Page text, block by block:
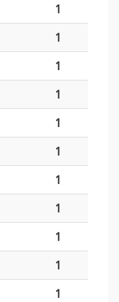
1
1
1
1
1
1
1
1
1
1
1